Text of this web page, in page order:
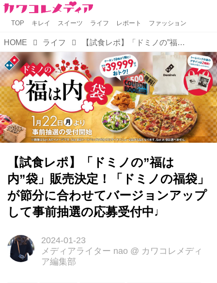
TOP キレイ スイーツ ライフ レポート ファッション
HOME ライフ 【試食レポ】「ドミノの”福は内”袋」販売決定！「ドミノの福袋」が節分に合わせてバージョンアップして事前抽選の応募受付中♩
【試食レポ】「ドミノの”福は
内”袋」販売決定！「ドミノの福袋」
が節分に合わせてバージョンアップ
して事前抽選の応募受付中♩
2024-01-23
メディアライター nao @ カワコレメディ
ア編集部